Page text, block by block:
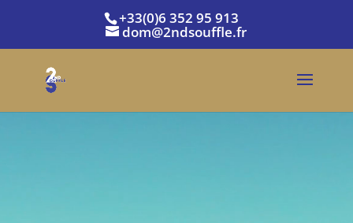
+33(0)6 352 95 913
dom@2ndsouffle.fr